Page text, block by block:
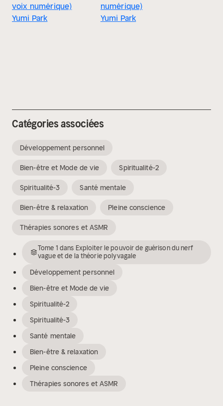
voix numérique)
Yumi Park
numérique)
Yumi Park
Catégories associées
Développement personnel
Bien-être et Mode de vie Spiritualité-2
Spiritualité-3 Santé mentale
Bien-être & relaxation Pleine conscience
Thérapies sonores et ASMR
Tome 1 dans Exploiter le pouvoir de guérison du nerf
vague et de la théorie polyvagale
Développement personnel
Bien-être et Mode de vie
Spiritualité-2
Spiritualité-3
Santé mentale
Bien-être & relaxation
Pleine conscience
Thérapies sonores et ASMR